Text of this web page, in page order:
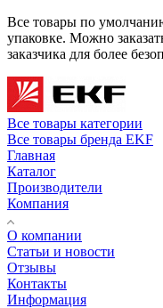
Все товары по
упаковке. Можно
заказчика для более
Все товары категории
Все товары бренда EKF
Главная
Каталог
Производители
Компания
О компании
Статьи и новости
Отзывы
Контакты
Информация